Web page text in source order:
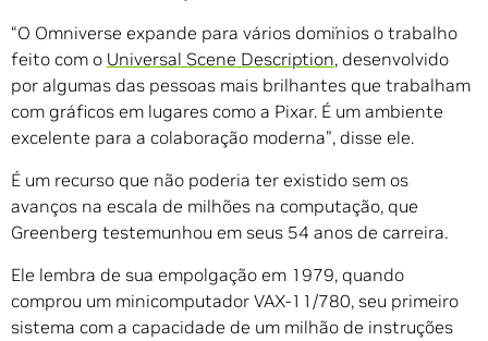
“O Omniverse expande para vários domínios o trabalho
feito com o Universal Scene Description, desenvolvido
por algumas das pessoas mais brilhantes que trabalham
com gráficos em lugares como a Pixar. É um ambiente
excelente para a colaboração moderna”, disse ele.
É um recurso que não poderia ter existido sem os
avanços na escala de milhões na computação, que
Greenberg testemunhou em seus 54 anos de carreira.
Ele lembra de sua empolgação em 1979, quando
comprou um minicomputador VAX-11/780, seu primeiro
sistema com a capacidade de um milhão de instruções